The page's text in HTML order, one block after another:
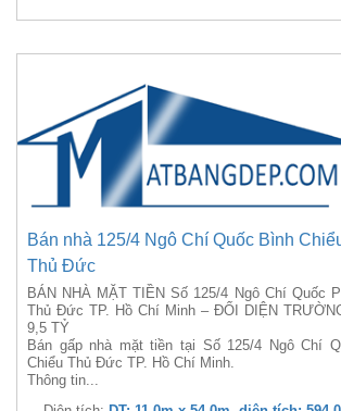
Bán nhà 125/4 Ngô Chí Quốc Bình
Thủ Đức
BÁN NHÀ MẶT TIỀN Số 125/4 Ngô Chí Quốc
Thủ Đức TP. Hồ Chí Minh – ĐỐI DIỆN
9,5 TỶ
Bán gấp nhà mặt tiền tại Số 125/4 Ngô Chí
Chiểu Thủ Đức TP. Hồ Chí Minh.
Thông tin...